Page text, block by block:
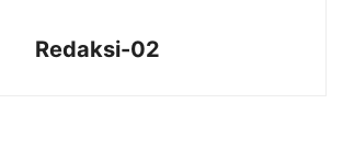
Redaksi-02